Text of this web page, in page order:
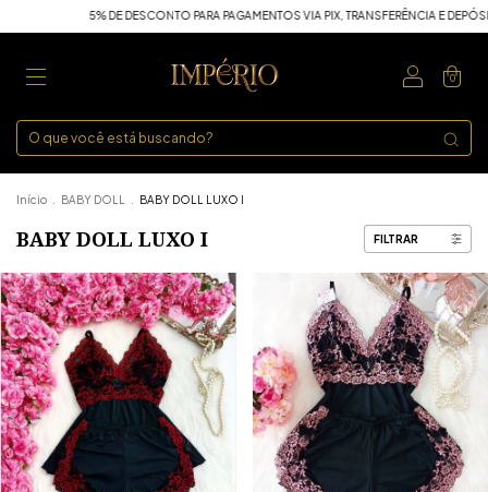
PARA PAGAMENTOS VIA PIX, TRANSFERÊNCIA E DEPÓSITO. 5% DE DESCONTO
0
Início BABY DOLL BABY DOLL LUXO I
BABY DOLL LUXO I FILTRAR